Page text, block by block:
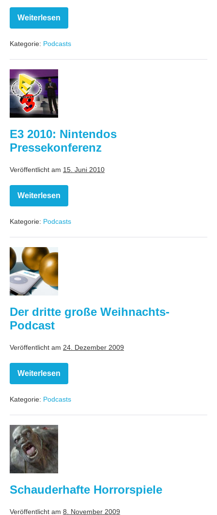
WeiterlesenVideospielheldinnen
Kategorie: Podcasts
E3
2010:
Nintendos
Pressekonferenz
E3 2010: Nintendos
Pressekonferenz
Veröffentlicht am 15. Juni 2010
Weiterlesen
E3
2010:
Pressekonferenz
Kategorie: Podcasts
Der
dritte
große
Weihnachts-
Der dritte große Weihnachts-
Podcast
Veröffentlicht am 24. Dezember 2009
Weiterlesen
Der
dritte
Weihnachts-
Kategorie: Podcasts
Schauderhafte
Horrorspiele
Schauderhafte Horrorspiele
Veröffentlicht am 8. November 2009